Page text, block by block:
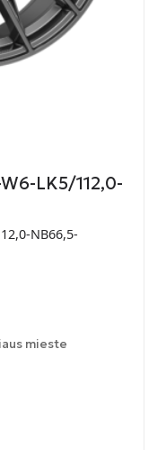
LK5/112,0-
NB66,5-
mieste